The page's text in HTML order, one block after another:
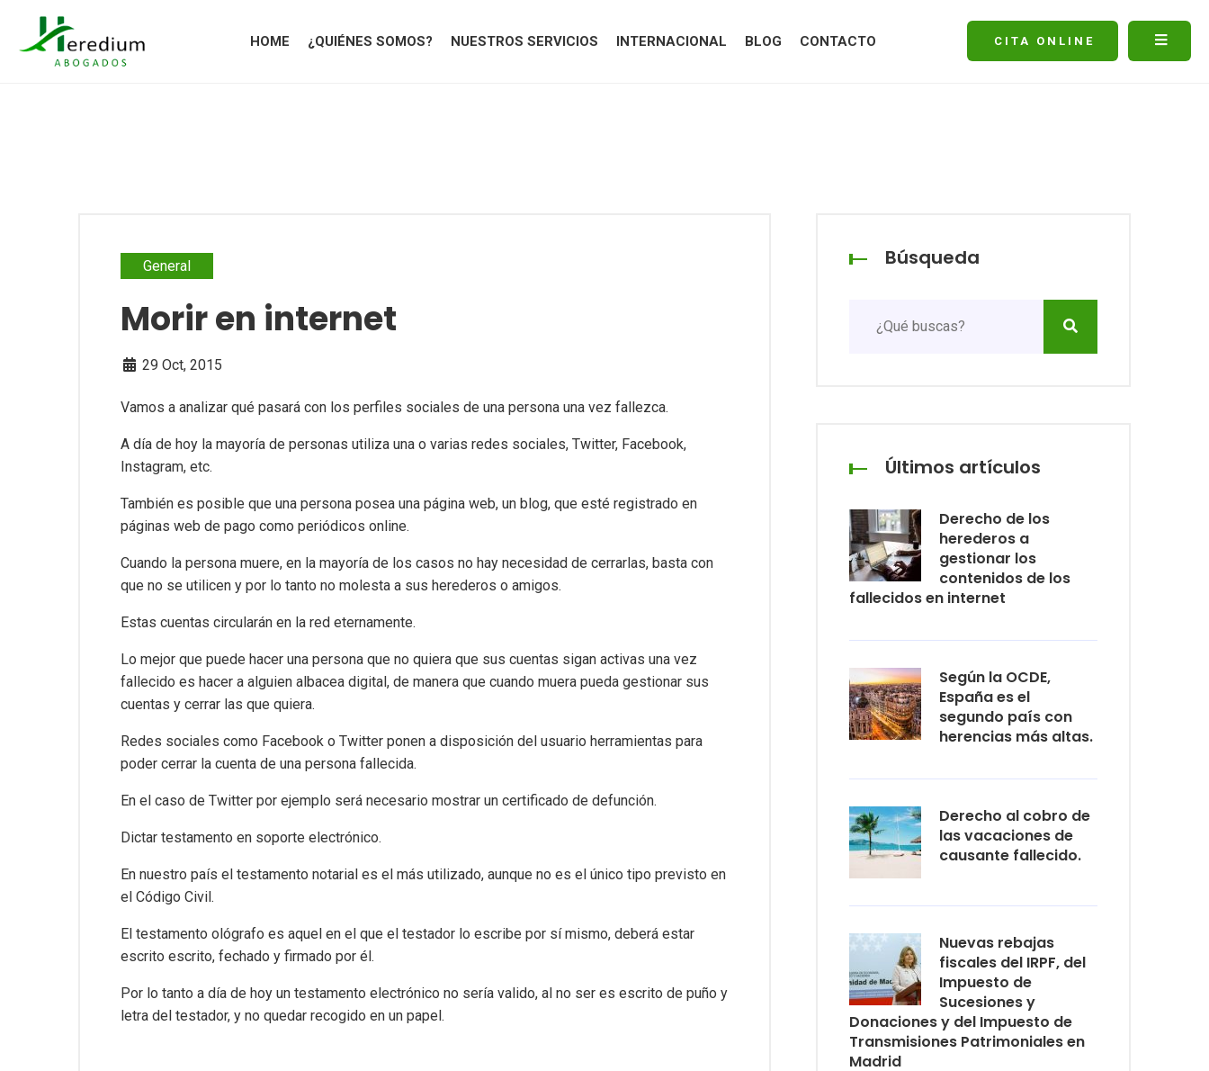
HOME ¿QUIÉNES SOMOS? NUESTROS SERVICIOS INTERNACIONAL BLOG CONTACTO CITA ONLINE
General
Morir en internet
29 Oct, 2015
Vamos a analizar qué pasará con los perfiles sociales de una persona una vez fallezca.
A día de hoy la mayoría de personas utiliza una o varias redes sociales, Twitter, Facebook,
Instagram, etc.
También es posible que una persona posea una página web, un blog, que esté registrado en
páginas web de pago como periódicos online.
Cuando la persona muere, en la mayoría de los casos no hay necesidad de cerrarlas, basta con
que no se utilicen y por lo tanto no molesta a sus herederos o amigos.
Estas cuentas circularán en la red eternamente.
Lo mejor que puede hacer una persona que no quiera que sus cuentas sigan activas una vez
fallecido es hacer a alguien albacea digital, de manera que cuando muera pueda gestionar sus
cuentas y cerrar las que quiera.
Redes sociales como Facebook o Twitter ponen a disposición del usuario herramientas para
poder cerrar la cuenta de una persona fallecida.
En el caso de Twitter por ejemplo será necesario mostrar un certificado de defunción.
Dictar testamento en soporte electrónico.
En nuestro país el testamento notarial es el más utilizado, aunque no es el único tipo previsto en
el Código Civil.
El testamento ológrafo es aquel en el que el testador lo escribe por sí mismo, deberá estar
escrito escrito, fechado y firmado por él.
Por lo tanto a día de hoy un testamento electrónico no sería valido, al no ser es escrito de puño y
letra del testador, y no quedar recogido en un papel.
Búsqueda
Últimos artículos
Derecho de los
herederos a
gestionar los
contenidos de los
fallecidos en internet
Según la OCDE,
España es el
segundo país con
herencias más altas.
Derecho al cobro de
las vacaciones de
causante fallecido.
Nuevas rebajas
fiscales del IRPF, del
Impuesto de
Sucesiones y
Donaciones y del Impuesto de
Transmisiones Patrimoniales en
Madrid